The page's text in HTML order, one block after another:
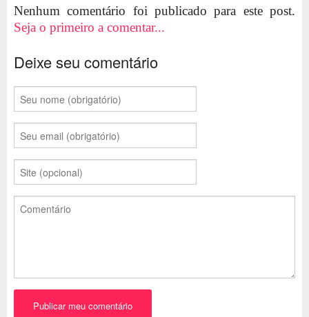
Nenhum comentário foi publicado para este post.
Seja o primeiro a comentar...
Deixe seu comentário